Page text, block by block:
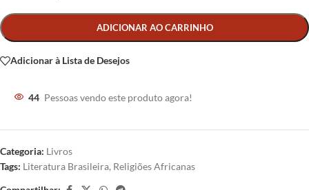
ADICIONAR AO CARRINHO
Alternative:
Adicionar à Lista de Desejos
44 Pessoas vendo este produto agora!
Categoria: Livros
Tags: Literatura Brasileira, Religiões Africanas